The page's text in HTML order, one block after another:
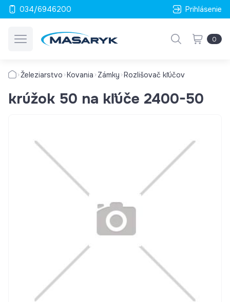
034/6946200 Prihlásenie
0
Železiarstvo Kovania Zámky Rozlišovač kľúčov
krúžok 50 na kľúče 2400-50